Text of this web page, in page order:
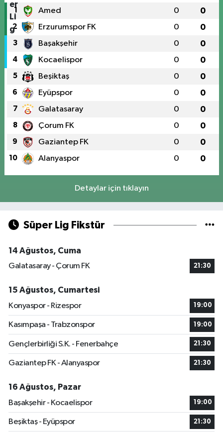
1 Amed 0 0
2 Erzurumspor FK 0 0
3 Başakşehir 0 0
4 Kocaelispor 0 0
5 Beşiktaş 0 0
6 Eyüpspor 0 0
7 Galatasaray 0 0
8 Çorum FK 0 0
9 Gaziantep FK 0 0
10 Alanyaspor 0 0
Detaylar için tıklayın
Süper Lig Fikstür
14 Ağustos, Cuma
Galatasaray - Çorum FK
21:30
15 Ağustos, Cumartesi
Konyaspor - Rizespor
19:00
Kasımpaşa - Trabzonspor 19:00
Gençlerbirliği S.K. - Fenerbahçe 21:30
Gaziantep FK - Alanyaspor 21:30
16 Ağustos, Pazar
Başakşehir - Kocaelispor
19:00
Beşiktaş - Eyüpspor 21:30